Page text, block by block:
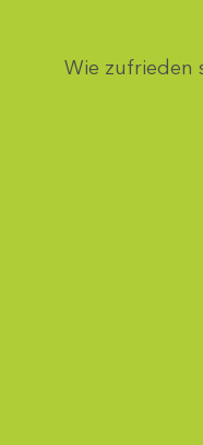
Wie zufrieden